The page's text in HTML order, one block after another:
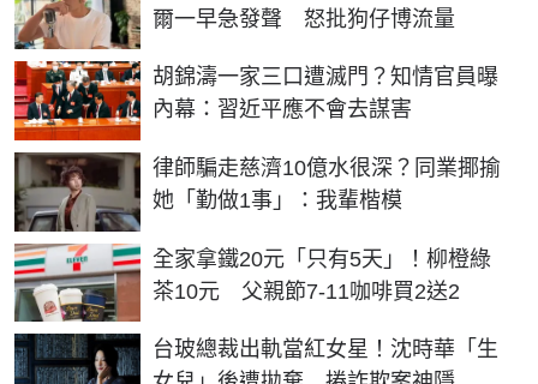
爾一早急發聲 怒批狗仔博流量
胡錦濤一家三口遭滅門？知情官員曝
內幕：習近平應不會去謀害
律師騙走慈濟10億水很深？同業揶揄
她「勤做1事」：我輩楷模
全家拿鐵20元「只有5天」！柳橙綠
茶10元 父親節7-11咖啡買2送2
台玻總裁出軌當紅女星！沈時華「生